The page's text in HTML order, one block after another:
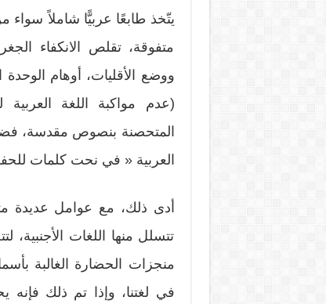
يتّخذ طابعًا عربيًّا شاملاً
متفوقة، تقلص الانكفاء
ووضع الأقليات، أوهام
(عدم مواكبة اللغة العربية
المتحصنة بنصوص مقدسة،
العربية « في نحت كلمات
أدى ذلك، مع عوامل عديدة
تتسلل منها اللغات الأجنبية،
منجزات الحضارة الغالبة
في لغتنا، وإذا تم ذلك فإنه